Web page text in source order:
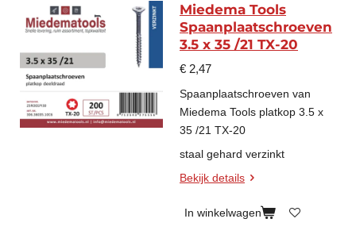
Miedema Tools
Spaanplaatschroeven
3.5 x 35 /21 TX-20
€ 2,47
Spaanplaatschroeven van
Miedema Tools platkop 3.5 x
35 /21 TX-20
staal gehard verzinkt
Bekijk details
In winkelwagen